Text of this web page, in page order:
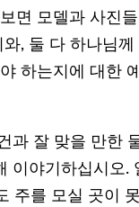
면 모델과 사진
, 둘 다 하나님께
하는지에 대한
과 잘 맞을 만한
이야기하십시오.
주를 모실 곳이